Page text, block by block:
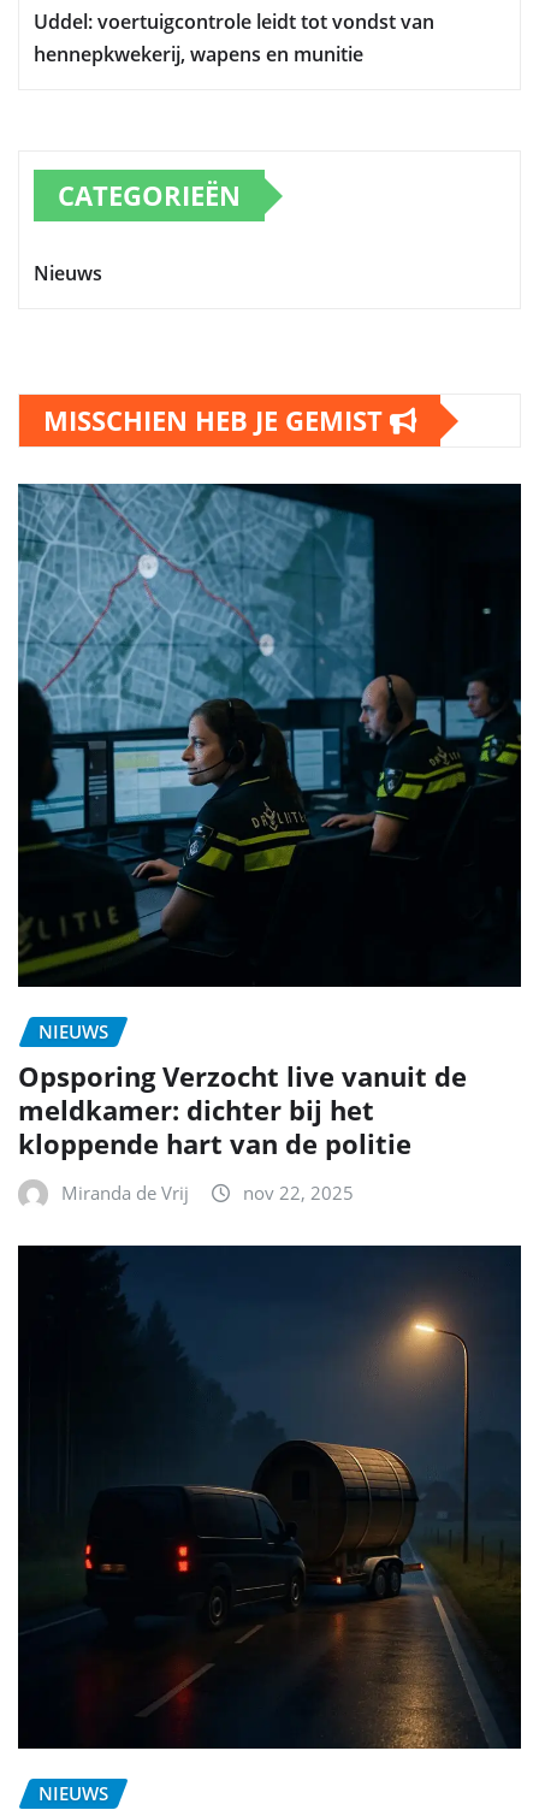
Uddel: voertuigcontrole leidt tot vondst van
hennepkwekerij, wapens en munitie
CATEGORIEËN
Nieuws
MISSCHIEN HEB JE GEMIST
NIEUWS
Opsporing Verzocht live vanuit de
meldkamer: dichter bij het
kloppende hart van de politie
Miranda de Vrij nov 22, 2025
NIEUWS